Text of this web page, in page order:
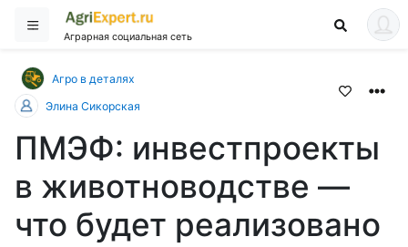
Аграрная социальная сеть
Агро в деталях
Элина Сикорская
ПМЭФ: инвестпроекты
в животноводстве —
что будет реализовано